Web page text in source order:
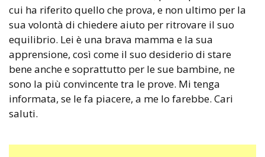
cui ha riferito quello che prova, e non ultimo per la
sua volontà di chiedere aiuto per ritrovare il suo
equilibrio. Lei è una brava mamma e la sua
apprensione, così come il suo desiderio di stare
bene anche e soprattutto per le sue bambine, ne
sono la più convincente tra le prove. Mi tenga
informata, se le fa piacere, a me lo farebbe. Cari
saluti.